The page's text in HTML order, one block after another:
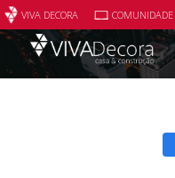
VIVA DECORA COMUNIDADE